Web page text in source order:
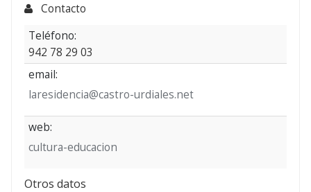
Contacto
Teléfono:
942 78 29 03
email:
laresidencia@castro-urdiales.net
web:
cultura-educacion
Otros datos